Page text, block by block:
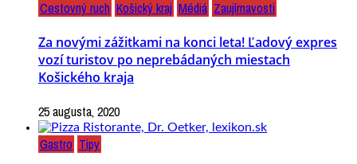
Cestovný ruch Košický kraj Médiá Zaujímavosti
Za novými zážitkami na konci leta! Ľadový expres
vozí turistov po neprebádaných miestach
Košického kraja
25 augusta, 2020
Gastro Tipy